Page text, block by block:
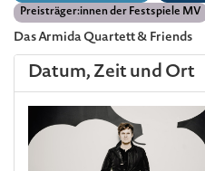
Preisträger:innen der Festspiele MV
Das Armida Quartett & Friends
Datum, Zeit und Ort